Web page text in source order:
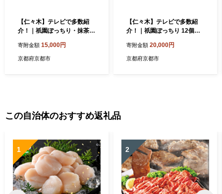
【仁々木】テレビで多数紹
介！｜祇園ぽっちり・抹茶ク
リーのセット 9個入り｜京都
スイーツブランド レビュー
寄附金額 15,000円
京都府京都市
【仁々木】テレビで多数紹
介！｜祇園ぽっちり 12個入
ぎ）［ 京都 祇園 スイーツ お
菓子 人気 おすすめ フルーツ
寄附金額 20,000円
京都府京都市
この自治体のおすすめ返礼品
1 2